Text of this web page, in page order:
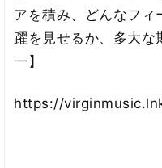
アを積み、どんなフィ
躍を見せるか、多大な
一】
https://